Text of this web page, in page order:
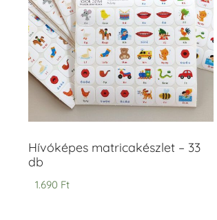
Hívóképes matricakészlet – 33
db
1.690 Ft